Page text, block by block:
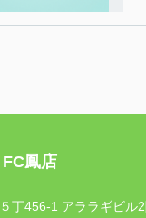
FC鳳店 有限
丁456-1 アララギビル